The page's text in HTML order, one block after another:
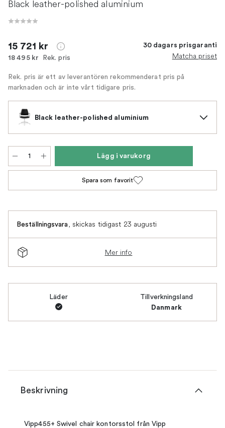
Black leather-polished aluminium
15 721 kr
18 495 kr Rek. pris
30 dagars prisgaranti
Matcha priset
Rek. pris är ett av leverantören rekommenderat pris på
marknaden och är inte vårt tidigare pris.
Black leather-polished aluminium
Lägg i varukorg
Spara som favorit
Beställningsvara, skickas tidigast 23 augusti
Mer info
Läder Tillverkningsland
Danmark
Beskrivning
Vipp455+ Swivel chair kontorsstol från Vipp